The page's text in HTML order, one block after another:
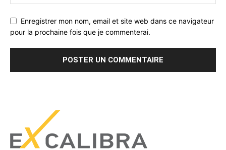
Enregistrer mon nom, email et site web dans ce navigateur
pour la prochaine fois que je commenterai.